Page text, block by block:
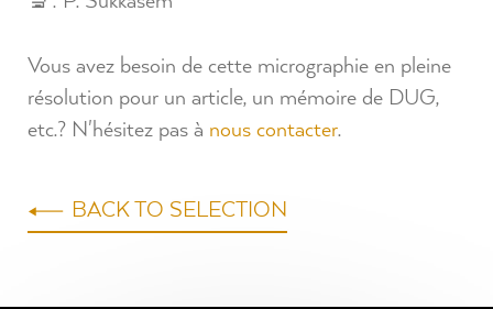
Vous avez besoin de cette micrographie en pleine
résolution pour un article, un mémoire de DUG,
etc.? N'hésitez pas à nous contacter.
BACK TO SELECTION